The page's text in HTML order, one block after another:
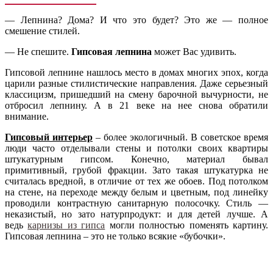
— Лепнина? Дома? И что это будет? Это же — полное
смешение стилей.
— Не спешите. Гипсовая лепнина может Вас удивить.
Гипсовой лепнине нашлось место в домах многих эпох, когда
царили разные стилистические направления. Даже серьезный
классицизм, пришедший на смену барочной вычурности, не
отбросил лепнину. А в 21 веке на нее снова обратили
внимание.
Гипсовый интерьер – более экологичный. В советское время
люди часто отделывали стены и потолки своих квартиры
штукатурным гипсом. Конечно, материал бывал
примитивный, грубой фракции. Зато такая штукатурка не
считалась вредной, в отличие от тех же обоев. Под потолком
на стене, на переходе между белым и цветным, под линейку
проводили контрастную санитарную полосочку. Стиль —
неказистый, но зато натурпродукт: и для детей лучше. А
ведькарнизы из гипса могли полностью поменять картину.
Гипсовая лепнина – это не только всякие «бубочки».